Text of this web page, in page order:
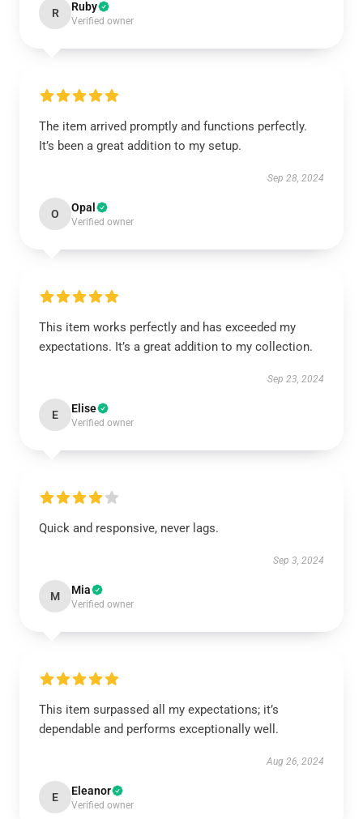
R Ruby
Verified owner
The item arrived promptly and functions perfectly.
It’s been a great addition to my setup.
Sep 28, 2024
O Opal
Verified owner
This item works perfectly and has exceeded my
expectations. It’s a great addition to my collection.
Sep 23, 2024
E Elise
Verified owner
Quick and responsive, never lags.
Sep 3, 2024
M Mia
Verified owner
This item surpassed all my expectations; it’s
dependable and performs exceptionally well.
Aug 26, 2024
E Eleanor
Verified owner